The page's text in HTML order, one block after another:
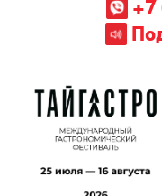
+7